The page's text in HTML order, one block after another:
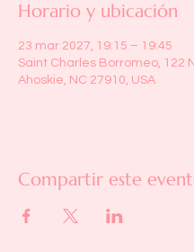
Horario y ubicación
23 mar 2027, 19:15 – 19:45
Saint Charles Borromeo, 122
Ahoskie, NC 27910, USA
Compartir este